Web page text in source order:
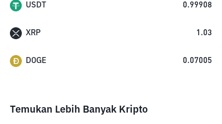
USDT 0.99908
XRP 1.03
DOGE 0.07005
Temukan Lebih Banyak Kripto